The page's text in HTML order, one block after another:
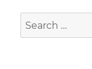
Search
for: